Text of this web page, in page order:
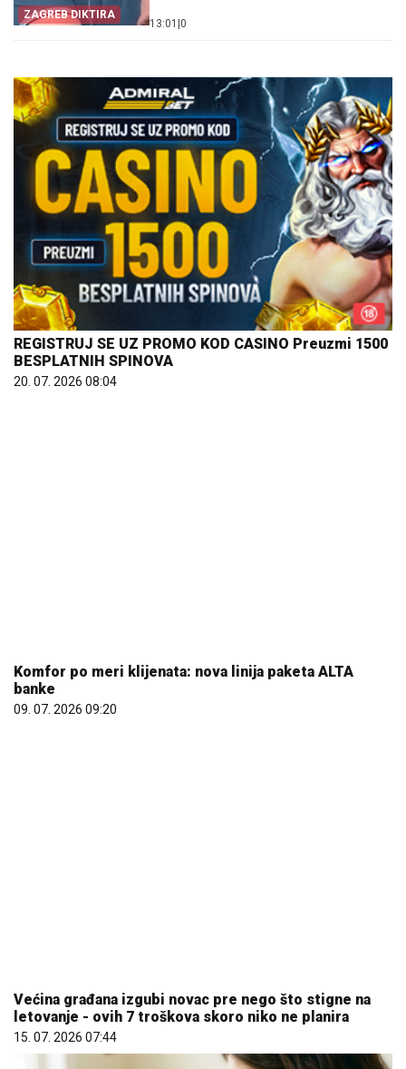
ZAGREB DIKTIRA
13:01 0
REGISTRUJ SE UZ PROMO KOD CASINO Preuzmi 1500
BESPLATNIH SPINOVA
20. 07. 2026 08:04
09. 07. 2026 09:20